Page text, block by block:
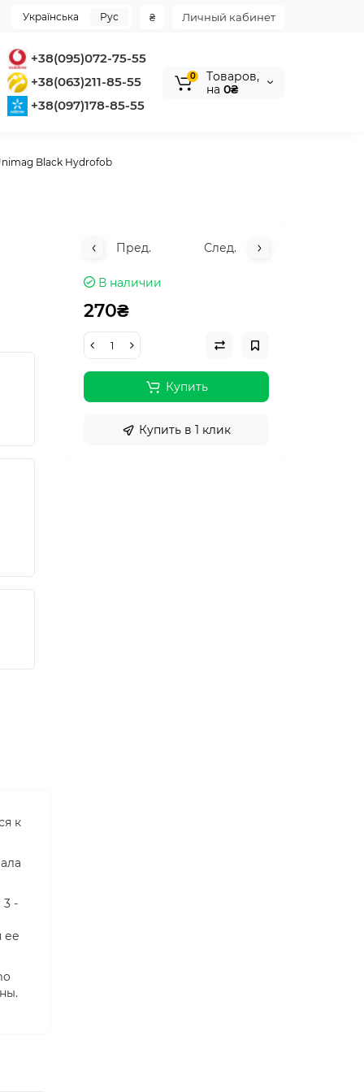
Личный кабинет
₴
Українська Рус
+38(095)072-75-55
+38(063)211-85-55
+38(097)178-85-55
0
Tоваров,
на 0₴
Black Hydrofob
Пред. След.
В наличии
270₴
Купить
Купить в 1 клик
к
3 -
ее